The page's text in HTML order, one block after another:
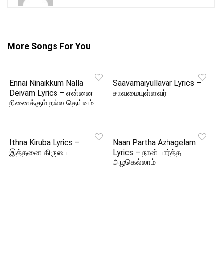
More Songs For You
Ennai Ninaikkum Nalla
Deivam Lyrics – என்னை
நினைக்கும் நல்ல தெய்வம்
Saavamaiyullavar Lyrics –
சாவமையுள்ளவர்
Ithna Kiruba Lyrics –
இத்தனை கிருபை
Naan Partha Azhagelam
Lyrics – நான் பார்த்த
அழகெல்லாம்